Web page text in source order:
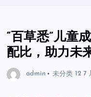
“百草悉”儿童
配比，助力未
admin 未分类 12 7